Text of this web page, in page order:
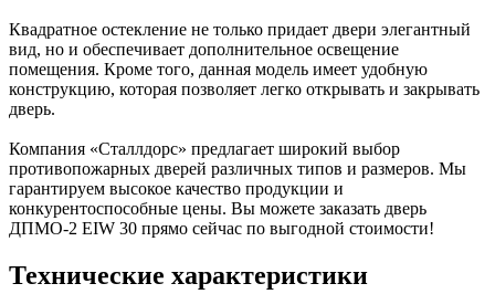
Квадратное остекление не только придает двери элегантный
вид, но и обеспечивает дополнительное освещение
помещения. Кроме того, данная модель имеет удобную
конструкцию, которая позволяет легко открывать и закрывать
дверь.
Компания «Сталлдорс» предлагает широкий выбор
противопожарных дверей различных типов и размеров. Мы
гарантируем высокое качество продукции и
конкурентоспособные цены. Вы можете заказать дверь
ДПМО-2 EIW 30 прямо сейчас по выгодной стоимости!
Технические характеристики